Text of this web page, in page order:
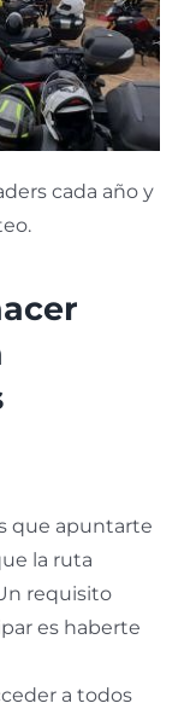
cada año y
que apuntarte
la ruta
requisito
es haberte
a todos